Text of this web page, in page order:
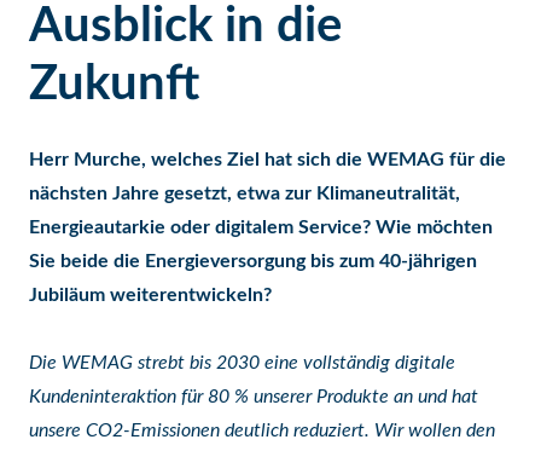
Ausblick in die
Zukunft
Herr Murche, welches Ziel hat sich die WEMAG für die
nächsten Jahre gesetzt, etwa zur Klimaneutralität,
Energieautarkie oder digitalem Service? Wie möchten
Sie beide die Energieversorgung bis zum 40-jährigen
Jubiläum weiterentwickeln?
Die WEMAG strebt bis 2030 eine vollständig digitale
Kundeninteraktion für 80 % unserer Produkte an und hat
unsere CO2-Emissionen deutlich reduziert. Wir wollen den